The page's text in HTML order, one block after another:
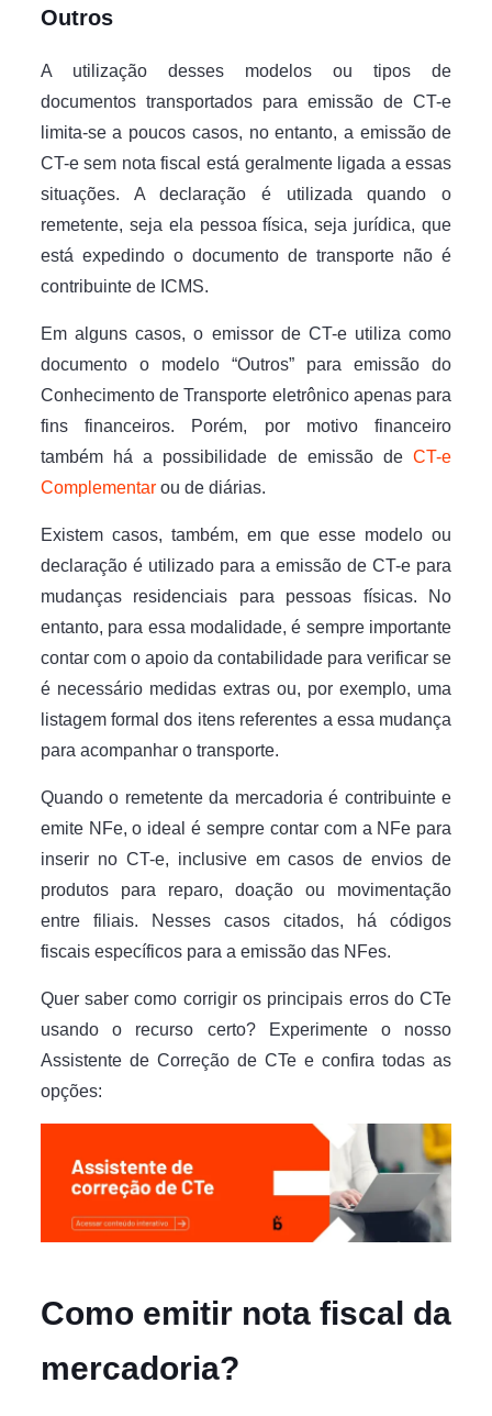
Outros
A utilização desses modelos ou tipos de
documentos transportados para emissão de CT-e
limita-se a poucos casos, no entanto, a emissão de
CT-e sem nota fiscal está geralmente ligada a essas
situações. A declaração é utilizada quando o
remetente, seja ela pessoa física, seja jurídica, que
está expedindo o documento de transporte não é
contribuinte de ICMS.
Em alguns casos, o emissor de CT-e utiliza como
documento o modelo “Outros” para emissão do
Conhecimento de Transporte eletrônico apenas para
fins financeiros. Porém, por motivo financeiro
também há a possibilidade de emissão deCT-e
Complementarou de diárias.
Existem casos, também, em que esse modelo ou
declaração é utilizado para a emissão de CT-e para
mudanças residenciais para pessoas físicas. No
entanto, para essa modalidade, é sempre importante
contar com o apoio da contabilidade para verificar se
é necessário medidas extras ou, por exemplo, uma
listagem formal dos itens referentes a essa mudança
para acompanhar o transporte.
Quando o remetente da mercadoria é contribuinte e
emite NFe, o ideal é sempre contar com a NFe para
inserir no CT-e, inclusive em casos de envios de
produtos para reparo, doação ou movimentação
entre filiais. Nesses casos citados, há códigos
fiscais específicos para a emissão das NFes.
Quer saber como corrigir os principais erros do CTe
usando o recurso certo? Experimente o nosso
Assistente de Correção de CTe e confira todas as
opções:
Como emitir nota fiscal da
mercadoria?